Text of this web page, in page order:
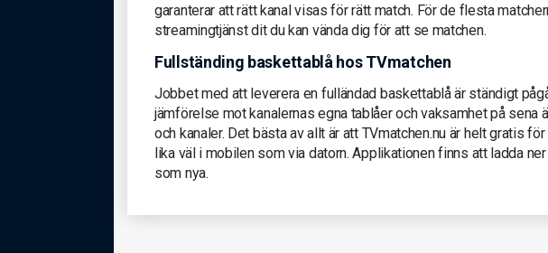
garanterar att rätt kanal visas för rätt match. För de flesta
streamingtjänst dit du kan vända dig för att se matchen.
Fullständing baskettablå hos TVmatchen
Jobbet med att leverera en fulländad baskettablå är ständigt
jämförelse mot kanalernas egna tablåer och vaksamhet på sena
och kanaler. Det bästa av allt är att TVmatchen.nu är helt gratis
lika väl i mobilen som via datorn. Applikationen finns att ladda
som nya.